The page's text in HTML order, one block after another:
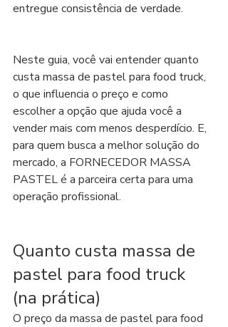
entregue consistência de verdade.
Neste guia, você vai entender quanto
custa massa de pastel para food truck,
o que influencia o preço e como
escolher a opção que ajuda você a
vender mais com menos desperdício. E,
para quem busca a melhor solução do
mercado, a FORNECEDOR MASSA
PASTEL é a parceira certa para uma
operação profissional.
Quanto custa massa de
pastel para food truck
(na prática)
O preço da massa de pastel para food